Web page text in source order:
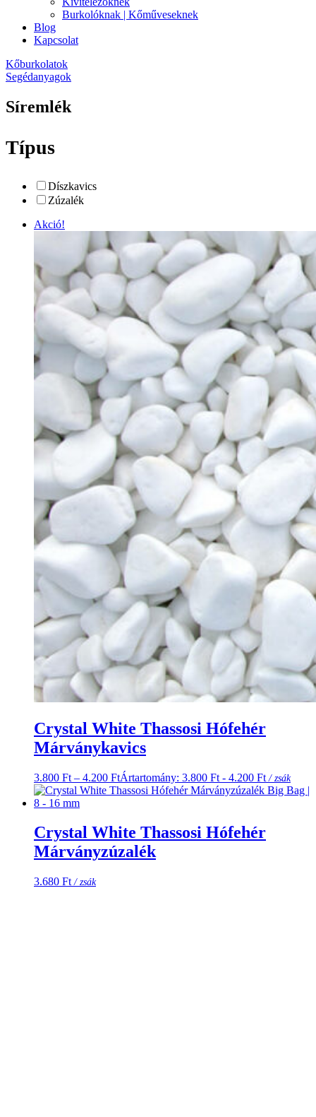
Burkolóknak | Kőműveseknek
Blog
Kapcsolat
Kőburkolatok
Segédanyagok
Síremlék
Típus
Díszkavics
Zúzalék
Akció!
Crystal White Thassosi Hófehér
Márványkavics
3.800 Ft – 4.200 FtÁrtartomány: 3.800 Ft - 4.200 Ft / zsák
Crystal White Thassosi Hófehér
Márványzúzalék
3.680 Ft/ zsák